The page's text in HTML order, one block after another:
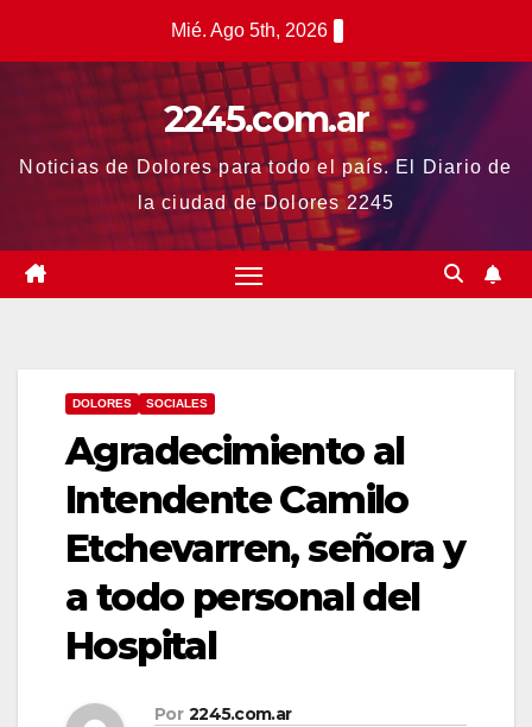
Mié. Ago 5th, 2026
2245.com.ar
Noticias de Dolores para todo el país. El Diario de
la ciudad de Dolores 2245
DOLORES SOCIALES
Agradecimiento al
Intendente Camilo
Etchevarren, señora y
a todo personal del
Hospital
Por 2245.com.ar